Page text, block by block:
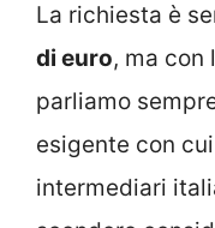
La richiesta è
di euro, ma con
parliamo
esigente con
intermediari